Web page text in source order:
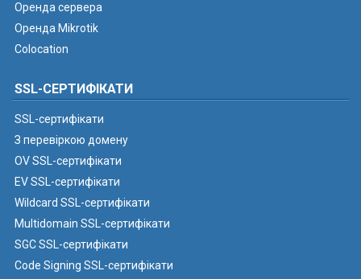
Оренда сервера
Оренда Mikrotik
Colocation
SSL-СЕРТИФІКАТИ
SSL-сертифікати
З перевіркою домену
OV SSL-сертифікати
EV SSL-сертифікати
Wildcard SSL-сертифікати
Multidomain SSL-сертифікати
SGC SSL-сертифікати
Code Signing SSL-сертифікати